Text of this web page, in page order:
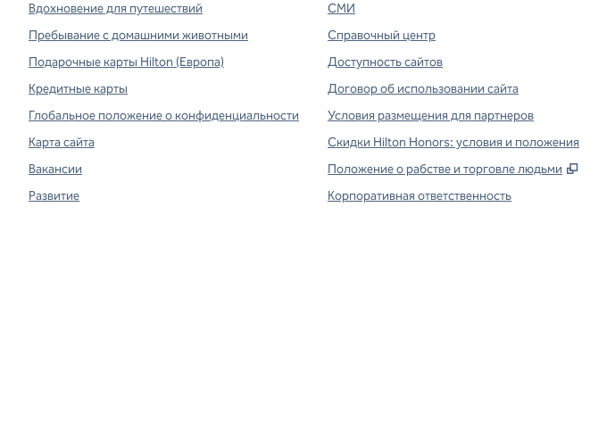
Вдохновение для путешествий
Пребывание с домашними животными
Подарочные карты Hilton (Европа)
Кредитные карты
Глобальное положение о конфиденциальности
Карта сайта
Вакансии
Развитие
СМИ
Справочный центр
Доступность сайтов
Договор об использовании сайта
Условия размещения для партнеров
Скидки Hilton Honors: условия и положения
Положение о рабстве и торговле людьми
,
Корпоративная ответственность